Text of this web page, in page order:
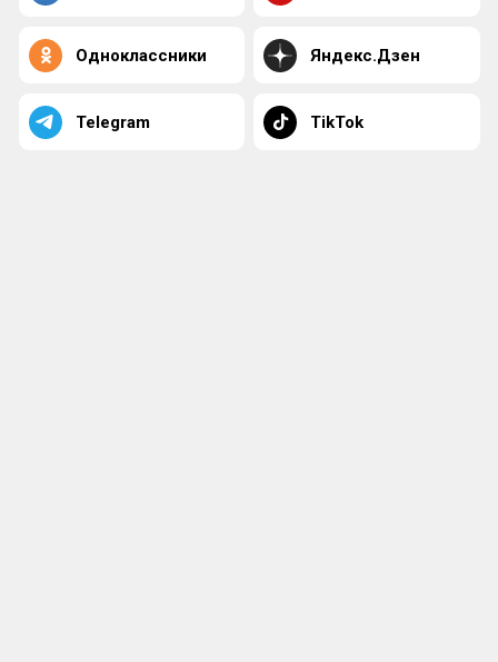
Одноклассники Яндекс.Дзен
Telegram TikTok